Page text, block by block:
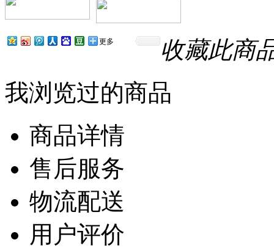
收藏此商
更多
我浏览过的商品
商品详情
售后服务
物流配送
用户评价